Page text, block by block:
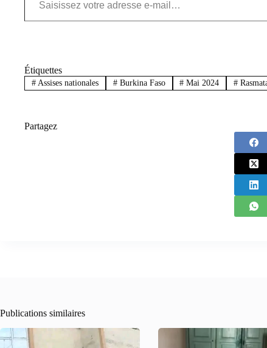
Étiquettes
#Assises nationales #Burkina Faso # Mai 2024 #
Partagez
Publications similaires